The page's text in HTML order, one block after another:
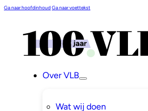
Ga naar hoofdinhoudGa naar voettekst
Over VLB
Wat wij doen